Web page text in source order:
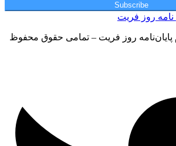
Subscribe
پایان‌نامه روز فریت – تمامی حقوق محفوظ